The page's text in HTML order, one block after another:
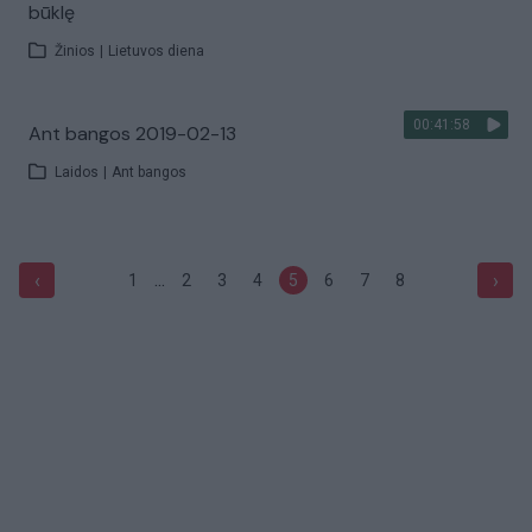
būklę
Žinios Lietuvos diena
00:41:58
Ant bangos 2019-02-13
Laidos Ant bangos
‹ 1 ... 2 3 4 5 6 7 8 ›